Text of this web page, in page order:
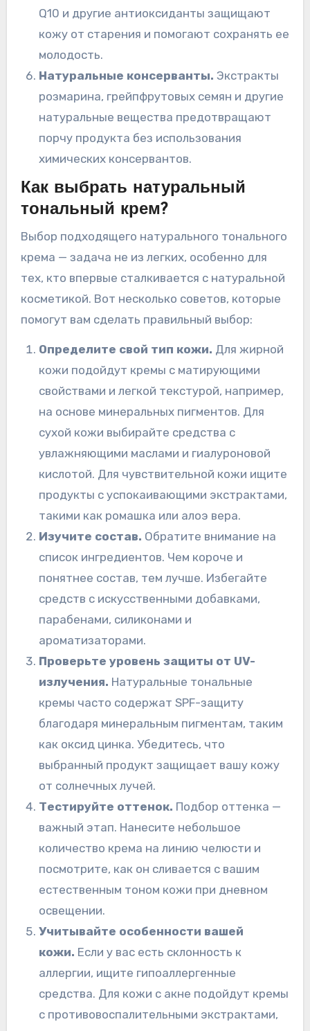
Q10 и другие антиоксиданты защищают
кожу от старения и помогают сохранять ее
молодость.
Натуральные консерванты. Экстракты
розмарина, грейпфрутовых семян и другие
натуральные вещества предотвращают
порчу продукта без использования
химических консервантов.
Как выбрать натуральный
тональный крем?
Выбор подходящего натурального тонального
крема — задача не из легких, особенно для
тех, кто впервые сталкивается с натуральной
косметикой. Вот несколько советов, которые
помогут вам сделать правильный выбор:
Определите свой тип кожи. Для жирной
кожи подойдут кремы с матирующими
свойствами и легкой текстурой, например,
на основе минеральных пигментов. Для
сухой кожи выбирайте средства с
увлажняющими маслами и гиалуроновой
кислотой. Для чувствительной кожи ищите
продукты с успокаивающими экстрактами,
такими как ромашка или алоэ вера.
Изучите состав. Обратите внимание на
список ингредиентов. Чем короче и
понятнее состав, тем лучше. Избегайте
средств с искусственными добавками,
парабенами, силиконами и
ароматизаторами.
Проверьте уровень защиты от UV-
излучения. Натуральные тональные
кремы часто содержат SPF-защиту
благодаря минеральным пигментам, таким
как оксид цинка. Убедитесь, что
выбранный продукт защищает вашу кожу
от солнечных лучей.
Тестируйте оттенок. Подбор оттенка —
важный этап. Нанесите небольшое
количество крема на линию челюсти и
посмотрите, как он сливается с вашим
естественным тоном кожи при дневном
освещении.
Учитывайте особенности вашей
кожи. Если у вас есть склонность к
аллергии, ищите гипоаллергенные
средства. Для кожи с акне подойдут кремы
с противовоспалительными экстрактами,